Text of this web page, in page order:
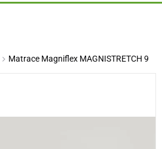
Matrace Magniflex MAGNISTRETCH 9